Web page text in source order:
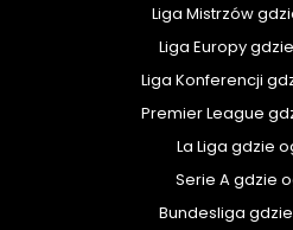
Liga Mistrzów
Liga Europy
Liga Konferencji
Premier League
La Liga gdzie
Serie A gdzie
Bundesliga